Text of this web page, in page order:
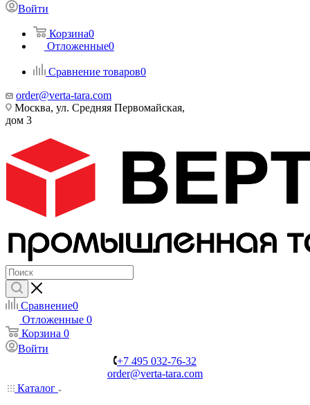
Войти
Корзина0
Отложенные0
Сравнение товаров0
order@verta-tara.com
Москва, ул. Средняя Первомайская,
дом 3
Сравнение0
Отложенные 0
Корзина 0
Войти
+7 495 032-76-32
order@verta-tara.com
Каталог